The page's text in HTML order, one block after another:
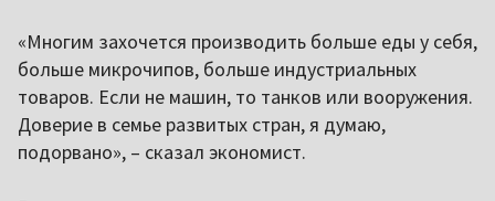
«Многим захочется производить больше еды у себя,
больше микрочипов, больше индустриальных
товаров. Если не машин, то танков или вооружения.
Доверие в семье развитых стран, я думаю,
подорвано», – сказал экономист.